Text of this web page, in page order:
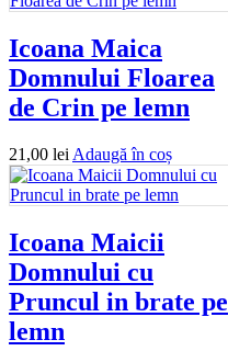
Icoana Maica
Domnului Floarea
de Crin pe lemn
21,00 lei Adaugă în coș
Icoana Maicii
Domnului cu
Pruncul in brate pe
lemn